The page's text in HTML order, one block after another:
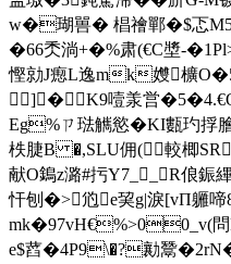
w�瑚嘼� 椙禬鄲�$忑M5
�66秂淌+�%肃(€C墏-
慳勍J瘛L逸mk孇櫎
]�K9噎羕営�5�4.€Q
Eg%ㄗ琺觽慾�KI甊玓捊
柣脻B �,SLU佣(較楖
献O鵭z潞#扝Y7__R俍鋠
忓刨�>尦e巭g|淚[vΠ軅
mk�97vH€%>00_v(問
e$蓞�4P9\�?勷鬵�2